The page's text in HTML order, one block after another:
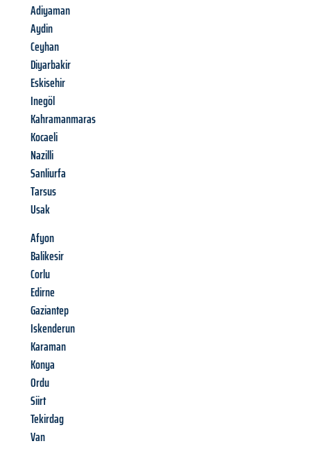
Adiyaman
Aydin
Ceyhan
Diyarbakir
Eskisehir
Inegöl
Kahramanmaras
Kocaeli
Nazilli
Sanliurfa
Tarsus
Usak
Afyon
Balikesir
Corlu
Edirne
Gaziantep
Iskenderun
Karaman
Konya
Ordu
Siirt
Tekirdag
Van